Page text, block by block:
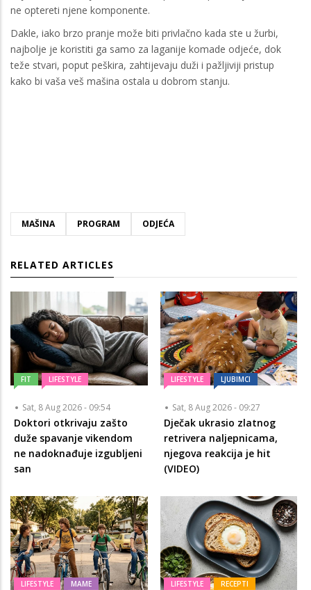
ne optereti njene komponente.
Dakle, iako brzo pranje može biti privlačno kada ste u žurbi,
najbolje je koristiti ga samo za laganije komade odjeće, dok
teže stvari, poput peškira, zahtijevaju duži i pažljiviji pristup
kako bi vaša veš mašina ostala u dobrom stanju.
MAŠINA PROGRAM ODJEĆA
RELATED ARTICLES
FIT LIFESTYLE
Sat, 8 Aug 2026 - 09:54
Doktori otkrivaju zašto
duže spavanje vikendom
ne nadoknađuje izgubljeni
san
LIFESTYLE LJUBIMCI
Sat, 8 Aug 2026 - 09:27
Dječak ukrasio zlatnog
retrivera naljepnicama,
njegova reakcija je hit
(VIDEO)
LIFESTYLE MAME LIFESTYLE RECEPTI